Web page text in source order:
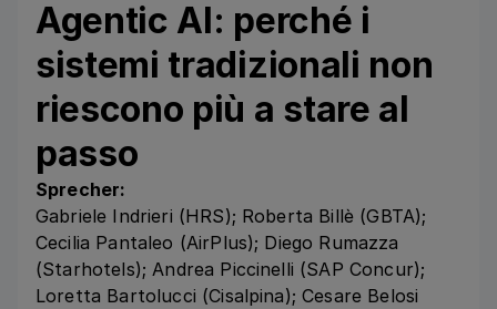
Agentic AI: perché i
sistemi tradizionali non
riescono più a stare al
passo
Sprecher:
Gabriele Indrieri (HRS); Roberta Billè (GBTA);
Cecilia Pantaleo (AirPlus); Diego Rumazza
(Starhotels); Andrea Piccinelli (SAP Concur);
Loretta Bartolucci (Cisalpina); Cesare Belosi